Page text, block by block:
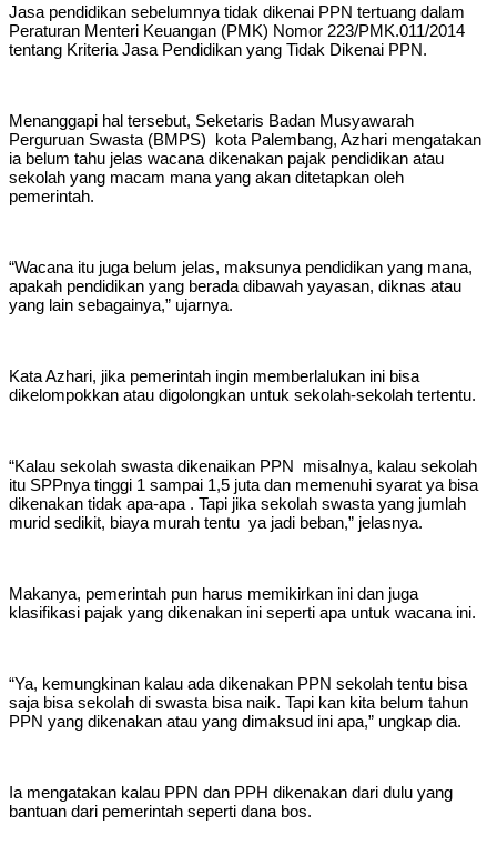
Jasa pendidikan sebelumnya tidak dikenai PPN tertuang dalam
Peraturan Menteri Keuangan (PMK) Nomor 223/PMK.011/2014
tentang Kriteria Jasa Pendidikan yang Tidak Dikenai PPN.
Menanggapi hal tersebut, Seketaris Badan Musyawarah
Perguruan Swasta (BMPS) kota Palembang, Azhari mengatakan
ia belum tahu jelas wacana dikenakan pajak pendidikan atau
sekolah yang macam mana yang akan ditetapkan oleh
pemerintah.
“Wacana itu juga belum jelas, maksunya pendidikan yang mana,
apakah pendidikan yang berada dibawah yayasan, diknas atau
yang lain sebagainya,” ujarnya.
Kata Azhari, jika pemerintah ingin memberlalukan ini bisa
dikelompokkan atau digolongkan untuk sekolah-sekolah tertentu.
“Kalau sekolah swasta dikenaikan PPN misalnya, kalau sekolah
itu SPPnya tinggi 1 sampai 1,5 juta dan memenuhi syarat ya bisa
dikenakan tidak apa-apa . Tapi jika sekolah swasta yang jumlah
murid sedikit, biaya murah tentu ya jadi beban,” jelasnya.
Makanya, pemerintah pun harus memikirkan ini dan juga
klasifikasi pajak yang dikenakan ini seperti apa untuk wacana ini.
“Ya, kemungkinan kalau ada dikenakan PPN sekolah tentu bisa
saja bisa sekolah di swasta bisa naik. Tapi kan kita belum tahun
PPN yang dikenakan atau yang dimaksud ini apa,” ungkap dia.
Ia mengatakan kalau PPN dan PPH dikenakan dari dulu yang
bantuan dari pemerintah seperti dana bos.